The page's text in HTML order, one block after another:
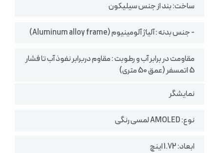
ساخت: بند از جنس سیلیکون
- جنس بدنه : آلیاژ آلومینیوم (Aluminum alloy frame)
مقاومت در برابر آب و رطوبت : مقاوم دربرابر نفوذ آب تا فشار
5 اتمسفر (عمق 50 متری)
نمایشگر
نوع: AMOLED لمسی رنگی
ابعاد: 1.72 اینچ